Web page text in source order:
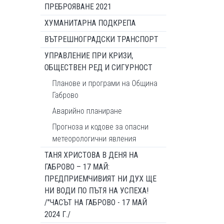
ПРЕБРОЯВАНЕ 2021
ХУМАНИТАРНА ПОДКРЕПА
ВЪТРЕШНОГРАДСКИ ТРАНСПОРТ
УПРАВЛЕНИЕ ПРИ КРИЗИ,
ОБЩЕСТВЕН РЕД И СИГУРНОСТ
Планове и програми на Община
Габрово
Аварийно планиране
Прогноза и кодове за опасни
метеорологични явления
ТАНЯ ХРИСТОВА В ДЕНЯ НА
ГАБРОВО – 17 МАЙ:
ПРЕДПРИЕМЧИВИЯТ НИ ДУХ ЩЕ
НИ ВОДИ ПО ПЪТЯ НА УСПЕХА!
/"ЧАСЪТ НА ГАБРОВО - 17 МАЙ
2024 Г./